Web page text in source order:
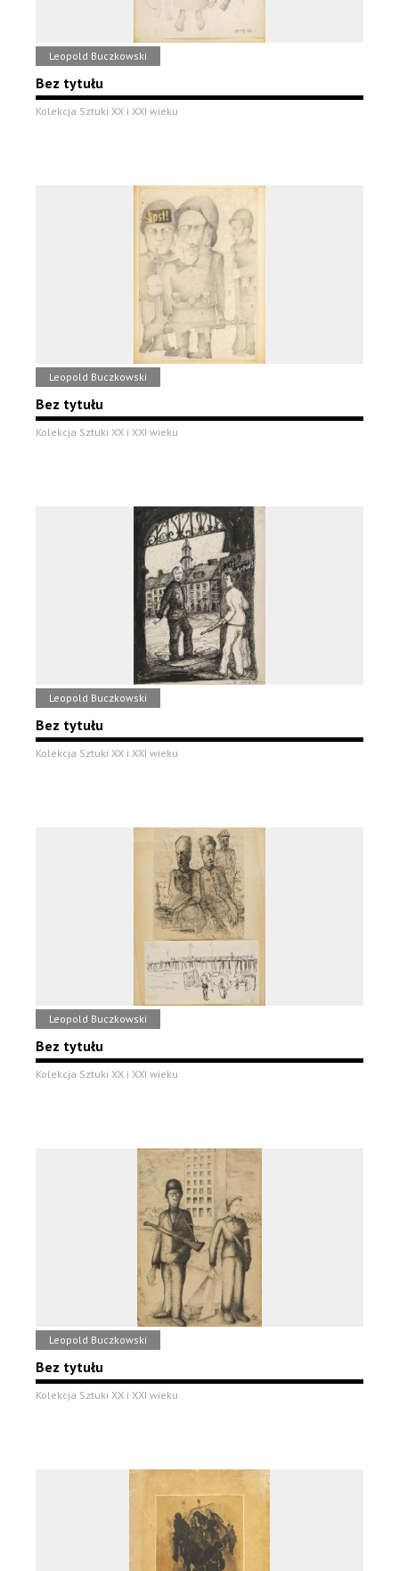
Leopold Buczkowski
Bez tytułu
Kolekcja Sztuki XX i XXI wieku
Leopold Buczkowski
Bez tytułu
Kolekcja Sztuki XX i XXI wieku
Leopold Buczkowski
Bez tytułu
Kolekcja Sztuki XX i XXI wieku
Leopold Buczkowski
Bez tytułu
Kolekcja Sztuki XX i XXI wieku
Leopold Buczkowski
Bez tytułu
Kolekcja Sztuki XX i XXI wieku